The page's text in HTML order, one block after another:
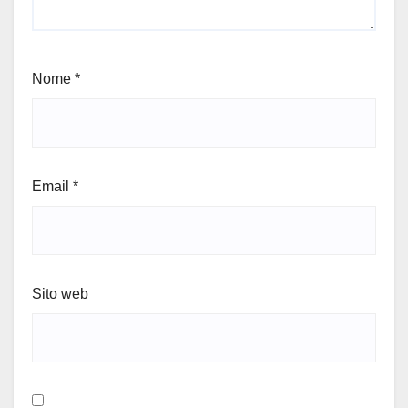
Nome *
Email *
Sito web